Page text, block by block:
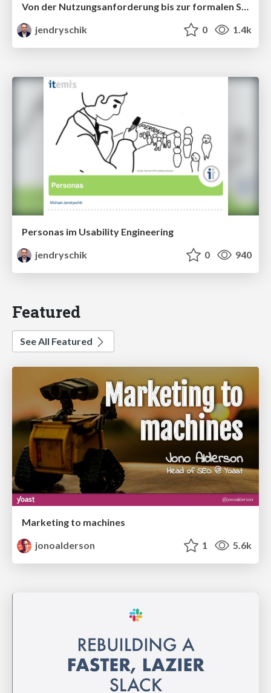
Von der Nutzungsanforderung bis zur formalen Softwarespezifikation
jendryschik
0 1.4k
Personas im Usability Engineering
jendryschik
0 940
Featured
See All Featured
Marketing to machines
jonoalderson
1 5.6k